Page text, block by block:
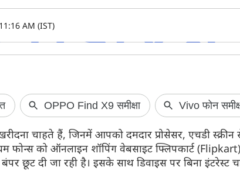
AM (IST)
चाहते हैं, जिनमें आपको दमदार प्रोसेसर, एचडी
फोन्स को ऑनलाइन शॉपिंग वेबसाइट फ्लिपकार्ट
छूट दी जा रही है। इसके साथ डिवाइस पर बिना इंटरेस्ट
25 अगस्त से भारत में बैन हो जाएगा
Instagram? जानें सच्चाई
Instagram को लेकर सोशल मीडिया पर एक
पोस्ट जमकर वायरल हो रहा है। इस पोस्ट में दावा
किया गया है कि भारत सरकार 25 अगस्त की रात
SIR 2026
वोटर लिस्ट में है
SIR 2026 फॉर्म
वोटर लिस्ट का पहला
इस लिस्ट में कई